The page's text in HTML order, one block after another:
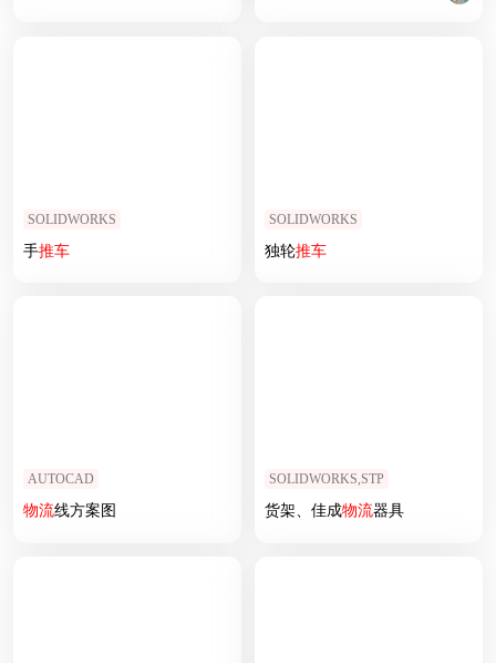
SOLIDWORKS
手推车
SOLIDWORKS
独轮推车
AUTOCAD
物流线方案图
SOLIDWORKS,STP
货架、佳成物流器具